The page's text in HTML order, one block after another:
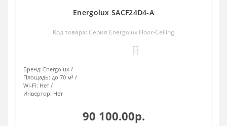
Energolux SACF24D4-A
Код товара: Серия Energolux Floor-Ceiling
Бренд: Energolux
Площадь: до 70 м²
Wi-Fi: Нет
Инвертор: Нет
90 100.00р.